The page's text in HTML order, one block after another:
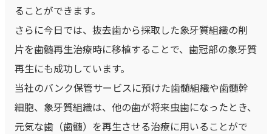
ることができます。
さらに今日では、抜去歯から採取した象牙質組織の削
片を歯髄再生治療時に移植することで、歯冠部の象牙質
再生にも成功しています。
当社のバンク保管サービスに預けた歯髄組織や歯髄幹
細胞、象牙質組織は、他の歯が将来虫歯になったとき、
元気な歯（歯髄）を再生させる治療に用いることがで